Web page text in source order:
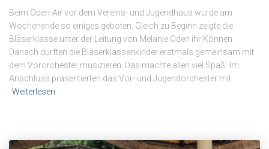
Beim Open-Air vor dem Vereins- und Jugendhaus wurde am
Wochenende so einiges geboten. Gleich zu Beginn zeigte die
Bläserklasse unter der Leitung von Melanie Oden ihr Können.
Danach durften die Bläserklassenkinder erstmals gemeinsam mit
dem Vororchester musizieren. Das machte allen viel Spaß. Im
Anschluss präsentierten das Vor- und Jugendorchester mit
Weiterlesen